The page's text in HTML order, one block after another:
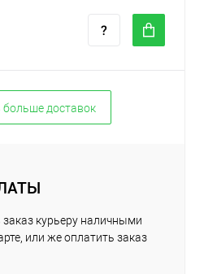
больше доставок
курьеру наличными
или же оплатить заказ